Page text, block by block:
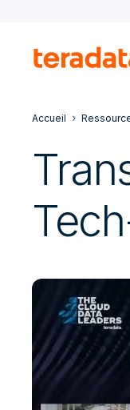
Accueil